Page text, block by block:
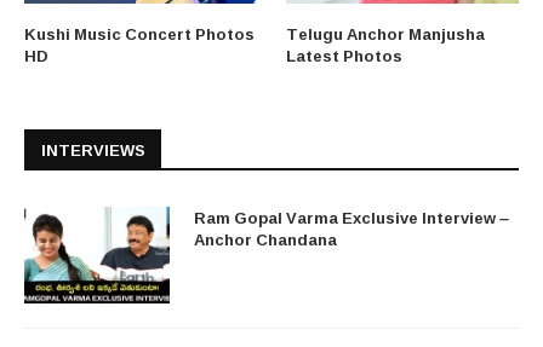
Kushi Music Concert Photos
HD
Telugu Anchor Manjusha
Latest Photos
INTERVIEWS
Ram Gopal Varma Exclusive Interview –
Anchor Chandana